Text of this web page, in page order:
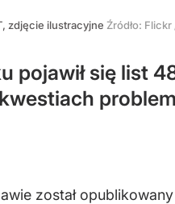
zdjęcie ilustracyjne Źródło: Flickr
pojawił się list
został